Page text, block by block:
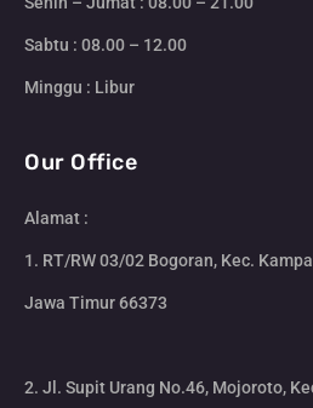
Sabtu : 08.00 – 12.00
Minggu : Libur
Our Office
Alamat :
1. RT/RW 03/02 Bogoran, Kec.
Jawa Timur 66373
2. Jl. Supit Urang No.46, Mojoroto,